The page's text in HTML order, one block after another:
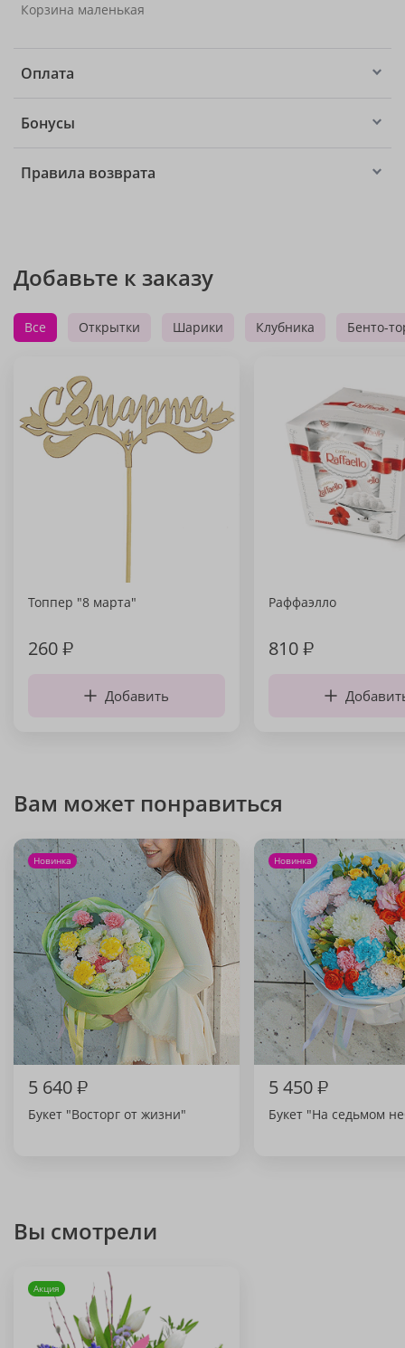
Корзина маленькая
Оплата
Бонусы
Правила возврата
Добавьте к заказу
Все Открытки Шарики Клубника Бенто-
Топпер "8 марта"
260₽
Добавить
Раффаэлло
810₽
Вам может понравиться
Новинка
5 640₽
Букет "Восторг от жизни"
Новинка
5 450₽
Букет "На седьмом
Вы смотрели
Акция